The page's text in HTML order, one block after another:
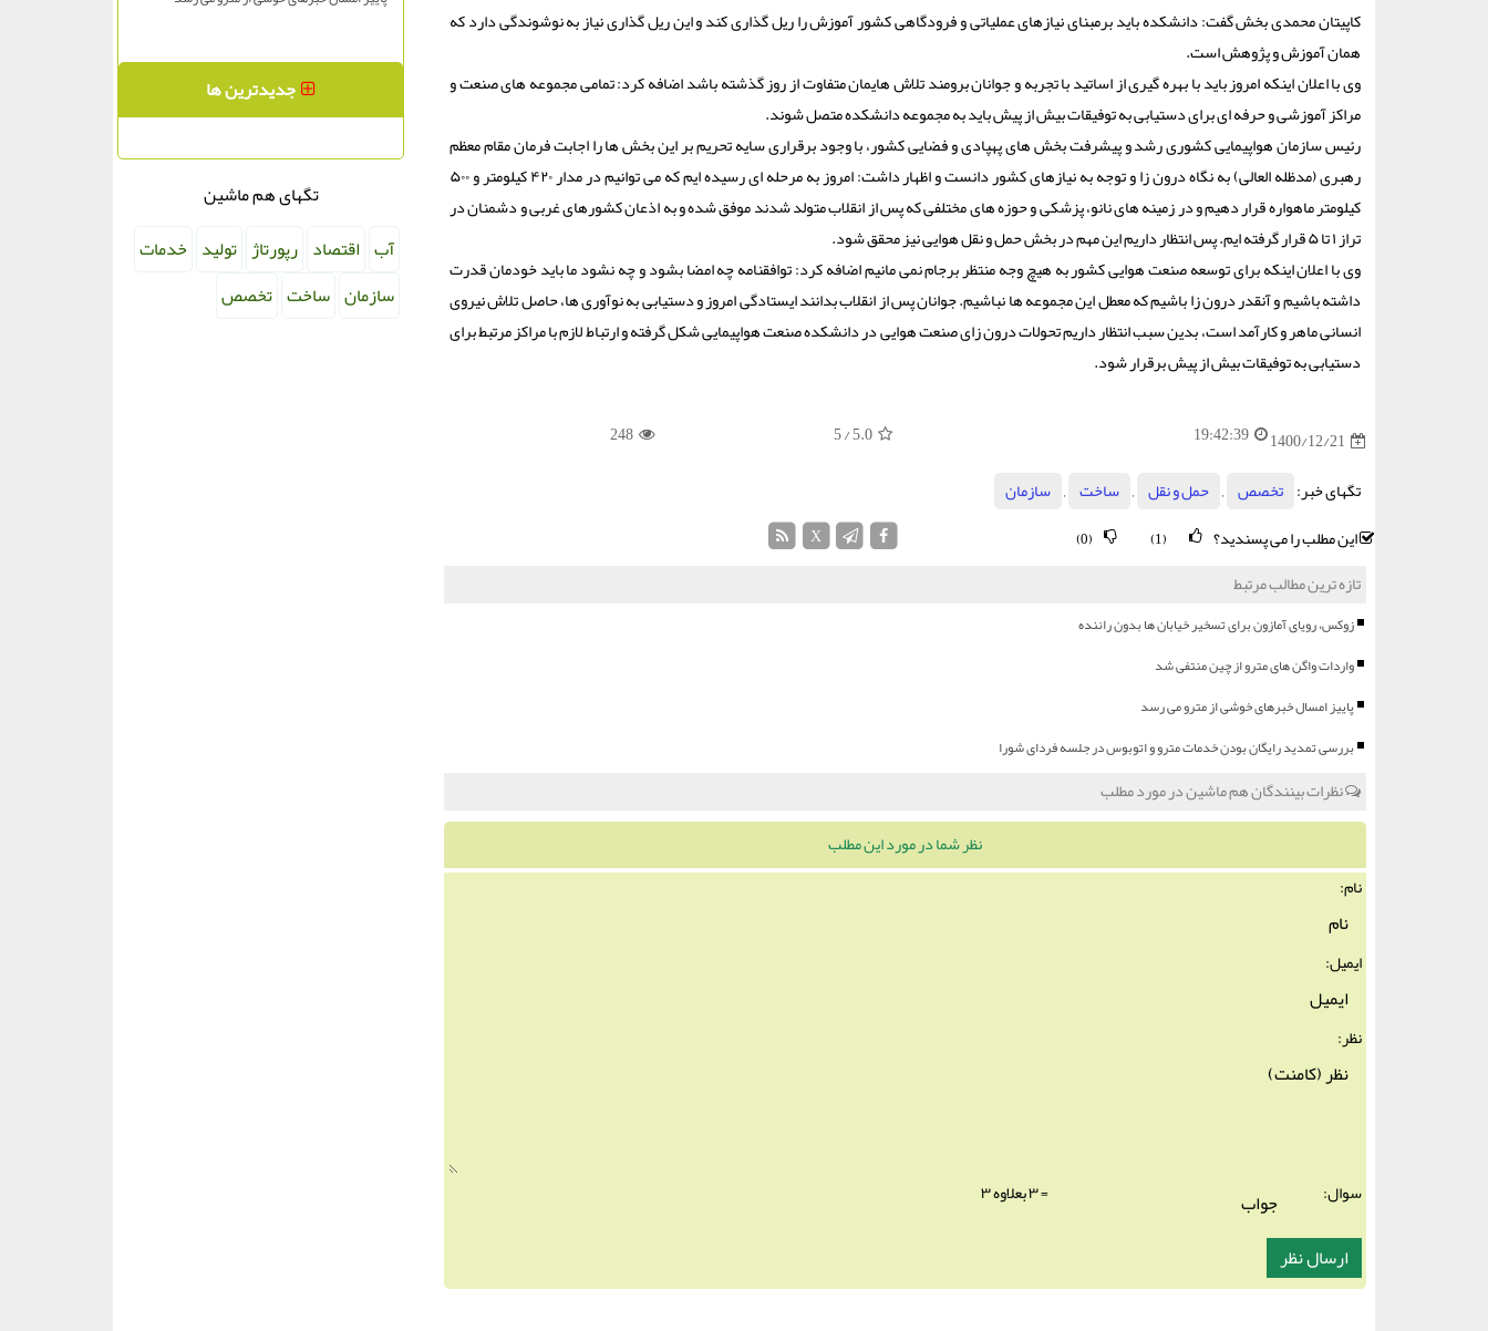
کاپیتان محمدی بخش گفت: دانشکده باید برمبنای نیازهای عملیاتی و فرودگاهی کشور آموزش را ریل گذاری کند و این ریل گذاری نیاز به نوشوندگی دارد که
همان آموزش و پژوهش است.
وی با اعلان اینکه امروز باید با بهره گیری از اساتید با تجربه و جوانان برومند تلاش هایمان متفاوت از روز گذشته باشد اضافه کرد: تمامی مجموعه های صنعت و
مراکز آموزشی و حرفه ای برای دستیابی به توفیقات بیش از پیش باید به مجموعه دانشکده متصل شوند.
رئیس سازمان هواپیمایی کشوری رشد و پیشرفت بخش های پهپادی و فضایی کشور، با وجود برقراری سایه تحریم بر این بخش ها را اجابت فرمان مقام معظم
رهبری (مدظله العالی) به نگاه درون زا و توجه به نیازهای کشور دانست و اظهار داشت: امروز به مرحله ای رسیده ایم که می توانیم در مدار ۴۲۰ کیلومتر و ۵۰۰
کیلومتر ماهواره قرار دهیم و در زمینه های نانو، پزشکی و حوزه های مختلفی که پس از انقلاب متولد شدند موفق شده و به اذعان کشورهای غربی و دشمنان در
تراز ۱ تا ۵ قرار گرفته ایم. پس انتظار داریم این مهم در بخش حمل و نقل هوایی نیز محقق شود.
وی با اعلان اینکه برای توسعه صنعت هوایی کشور به هیچ وجه منتظر برجام نمی مانیم اضافه کرد: توافقنامه چه امضا بشود و چه نشود ما باید خودمان قدرت
داشته باشیم و آنقدر درون زا باشیم که معطل این مجموعه ها نباشیم. جوانان پس از انقلاب بدانند ایستادگی امروز و دستیابی به نوآوری ها، حاصل تلاش نیروی
انسانی ماهر و کارآمد است، بدین سبب انتظار داریم تحولات درون زای صنعت هوایی در دانشکده صنعت هواپیمایی شکل گرفته و ارتباط لازم با مراکز مرتبط برای
دستیابی به توفیقات بیش از پیش برقرار شود.
1400/12/21
19:42:39
5.0
/ 5
248
تگهای خبر: تخصص , حمل و نقل , ساخت , سازمان
این مطلب را می پسندید؟
(1)
(0)
X
تازه ترین مطالب مرتبط
زوکس، رویای آمازون برای تسخیر خیابان ها بدون راننده
واردات واگن های مترو از چین منتفی شد
پاییز امسال خبرهای خوشی از مترو می رسد
بررسی تمدید رایگان بودن خدمات مترو و اتوبوس در جلسه فردای شورا
نظرات بینندگان هم ماشین در مورد مطلب
نظر شما در مورد این مطلب
نام:
ایمیل:
نظر:
سوال: = ۳ بعلاوه ۳
جدیدترین ها
تگهای هم ماشین
آب اقتصاد رپورتاژ تولید خدمات
سازمان ساخت تخصص